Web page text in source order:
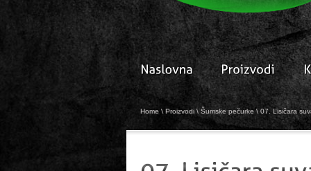
Home \ Proizvodi\ Šumske pečurke\ 07. Lisičara